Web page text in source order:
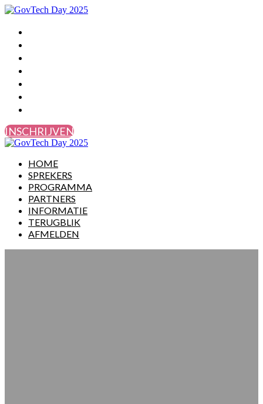
INSCHRIJVEN
HOME
SPREKERS
PROGRAMMA
PARTNERS
INFORMATIE
TERUGBLIK
AFMELDEN